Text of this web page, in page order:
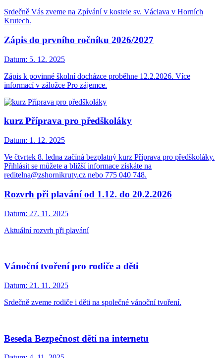
Srdečně Vás zveme na Zpívání v kostele sv. Václava v Horních
Krutech.
Zápis do prvního ročníku 2026/2027
Datum: 5. 12. 2025
Zápis k povinné školní docházce proběhne 12.2.2026. Více
informací v záložce Pro zájemce.
kurz Příprava pro předškoláky
Datum: 1. 12. 2025
Ve čtvrtek 8. ledna začíná bezplatný kurz Příprava pro předškoláky.
Přihlásit se můžete a bližší informace získáte na
reditelna@zshornikruty.cz nebo 775 040 748.
Rozvrh při plavání od 1.12. do 20.2.2026
Datum: 27. 11. 2025
Aktuální rozvrh při plavání
Vánoční tvoření pro rodiče a děti
Datum: 21. 11. 2025
Srdečně zveme rodiče i děti na společné vánoční tvoření.
Beseda Bezpečnost dětí na internetu